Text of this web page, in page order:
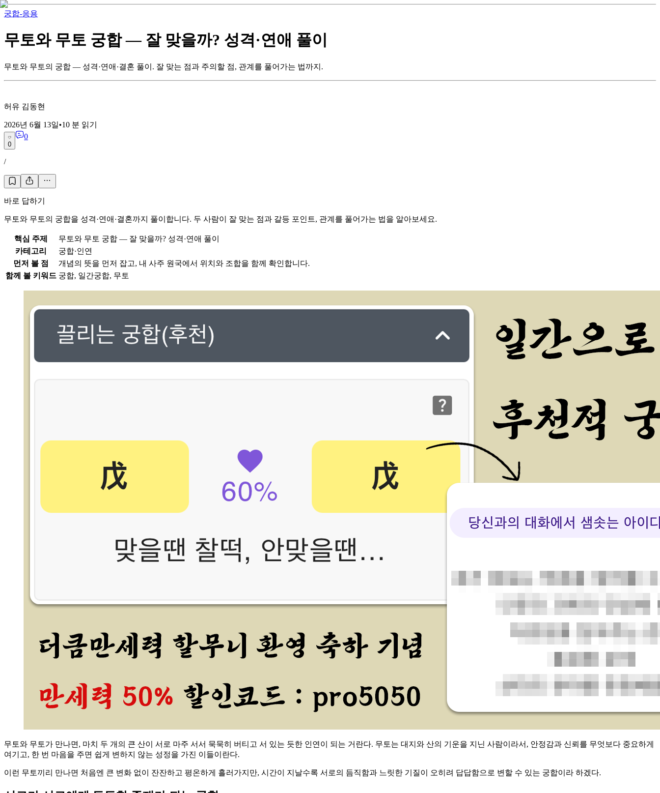
궁합-응용
무토와 무토 궁합 — 잘 맞을까? 성격·연애 풀이
무토와 무토의 궁합 — 성격·연애·결혼 풀이. 잘 맞는 점과 주의할 점, 관계를 풀어가는 법까지.
허유 김동현
2026년 6월 13일•10 분 읽기
0
0
/
바로 답하기
무토와 무토의 궁합을 성격·연애·결혼까지 풀이합니다. 두 사람이 잘 맞는 점과 갈등 포인트, 관계를 풀어가는 법을 알아보세요.
핵심 주제
무토와 무토 궁합 — 잘 맞을까? 성격·연애 풀이
카테고리
궁합·인연
먼저 볼 점
개념의 뜻을 먼저 잡고, 내 사주 원국에서 위치와 조합을 함께 확인합니다.
함께 볼 키워드 궁합, 일간궁합, 무토
무토와 무토가 만나면, 마치 두 개의 큰 산이 서로 마주 서서 묵묵히 버티고 서 있는 듯한 인연이 되는 거란다. 무토는 대지와 산의 기운을 지닌 사람이라서, 안정감과 신뢰를 무엇보다 중요하게
여기고, 한 번 마음을 주면 쉽게 변하지 않는 성정을 가진 이들이란다.
이런 무토끼리 만나면 처음엔 큰 변화 없이 잔잔하고 평온하게 흘러가지만, 시간이 지날수록 서로의 듬직함과 느릿한 기질이 오히려 답답함으로 변할 수 있는 궁합이라 하겠다.